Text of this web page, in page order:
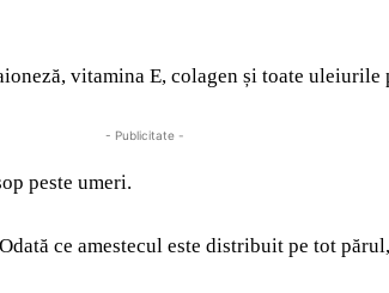
vitamina E, colagen și toate uleiurile
- Publicitate -
peste umeri.
ce amestecul este distribuit pe tot